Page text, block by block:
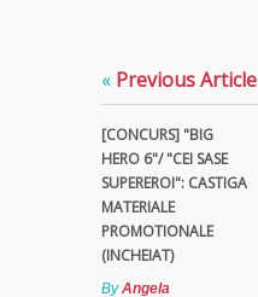
« Previous Article
[CONCURS] "BIG
HERO 6"/ "CEI SASE
SUPEREROI": CASTIGA
MATERIALE
PROMOTIONALE
(INCHEIAT)
ByAngela